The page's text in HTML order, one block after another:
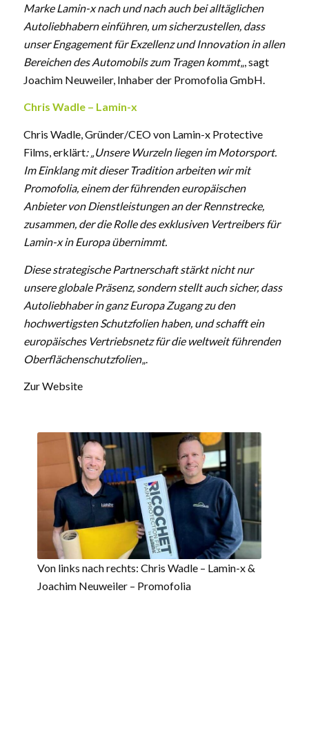
Marke Lamin-x nach und nach auch bei alltäglichen
Autoliebhabern einführen, um sicherzustellen, dass
unser Engagement für Exzellenz und Innovation in allen
Bereichen des Automobils zum Tragen kommt„, sagt
Joachim Neuweiler, Inhaber der Promofolia GmbH.
Chris Wadle – Lamin-x
Chris Wadle, Gründer/CEO von Lamin-x Protective
Films, erklärt: „Unsere Wurzeln liegen im Motorsport.
Im Einklang mit dieser Tradition arbeiten wir mit
Promofolia, einem der führenden europäischen
Anbieter von Dienstleistungen an der Rennstrecke,
zusammen, der die Rolle des exklusiven Vertreibers für
Lamin-x in Europa übernimmt.
Diese strategische Partnerschaft stärkt nicht nur
unsere globale Präsenz, sondern stellt auch sicher, dass
Autoliebhaber in ganz Europa Zugang zu den
hochwertigsten Schutzfolien haben, und schafft ein
europäisches Vertriebsnetz für die weltweit führenden
Oberflächenschutzfolien„.
Zur Website
Von links nach rechts: Chris Wadle – Lamin-x &
Joachim Neuweiler – Promofolia